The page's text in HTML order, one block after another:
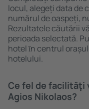
locul, alegeți data de
numărul de oaspeți,
Rezultatele căutării
perioada selectată.
hotel ȋn centrul
hotelului.
Ce fel de facilităţi
Agios Nikolaos?